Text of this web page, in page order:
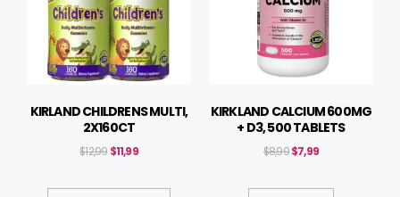
KIRLAND CHILDRENS MULTI,
2X160CT
$12,99 $11,99
KIRKLAND CALCIUM 600MG
+ D3, 500 TABLETS
$8,99$7,99